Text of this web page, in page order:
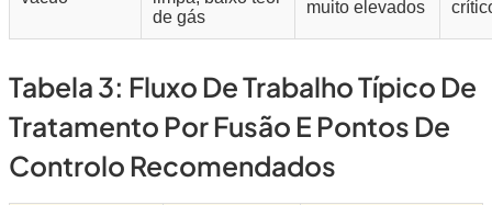
de gás
muito elevados
Tabela 3: Fluxo De Trabalho Típico De
Tratamento Por Fusão E Pontos De
Controlo Recomendados